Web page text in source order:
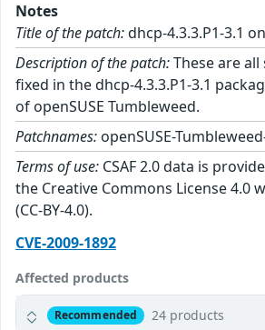
Notes
Title of the patch:dhcp-4.3.3.P1-3.1
Description of the patch:These are
fixed in the dhcp-4.3.3.P1-3.1
of openSUSE Tumbleweed.
Patchnames: openSUSE-
Terms of use: CSAF 2.0 data is
the Creative Commons License 4.0
(CC-BY-4.0).
CVE-2009-1892
Affected products
Recommended 24 products